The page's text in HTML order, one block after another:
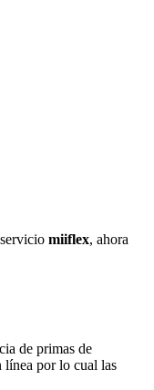
miiflex, ahora
de primas de
línea por lo cual las